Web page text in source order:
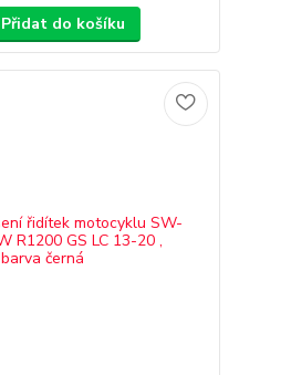
Přidat do košíku